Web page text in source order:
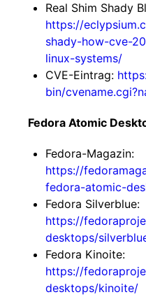
Real Shim Shady
https://
shady-how-cve-
linux-systems/
CVE-Eintrag:
bin/
Fedora Atomic
Fedora-Magazin:
https://
fedora-atomic-
Fedora Silverblue:
https://
desktops/
Fedora Kinoite:
https://
desktops/kinoite/